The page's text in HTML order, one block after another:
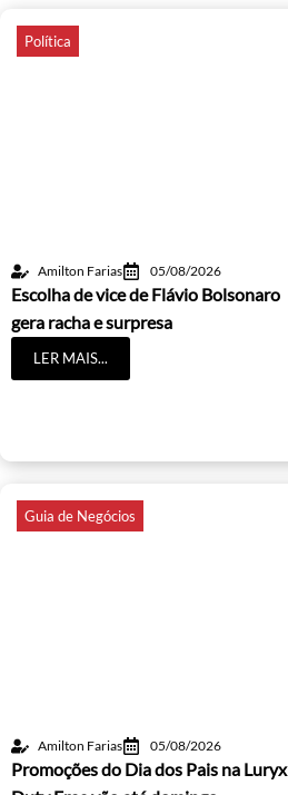
Política
Amilton Farias 05/08/2026
Escolha de vice de Flávio Bolsonaro
gera racha e surpresa
LER MAIS...
Guia de Negócios
Amilton Farias 05/08/2026
Promoções do Dia dos Pais na Luryx